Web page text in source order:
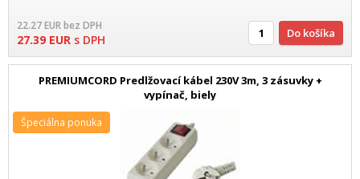
22.27EURbez DPH
27.39 EUR s DPH Do košíka
PREMIUMCORD Predlžovací kábel 230V 3m, 3 zásuvky +
vypínač, biely
Špeciálna ponuka